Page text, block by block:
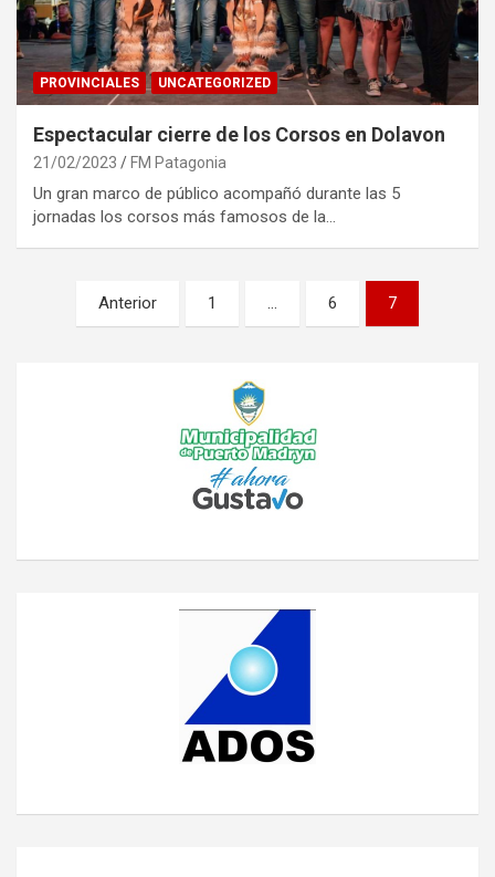
PROVINCIALES UNCATEGORIZED
Espectacular cierre de los Corsos en Dolavon
21/02/2023 FM Patagonia
Un gran marco de público acompañó durante las 5
jornadas los corsos más famosos de la…
Paginación
Anterior 1 … 6 7